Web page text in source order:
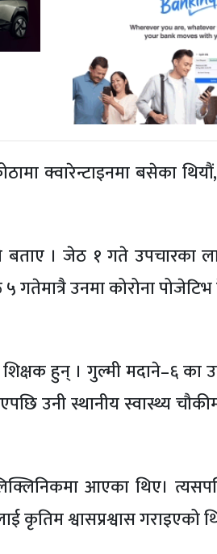
क्वारेन्टाइनमा बसेका
बताए । जेठ १ गते उपचारका
उनमा कोरोना
हुन् । गुल्मी मदाने–६ का
उनी स्थानीय स्वास्थ्य
आएका थिए।
श्वासप्रश्वास गराइएको